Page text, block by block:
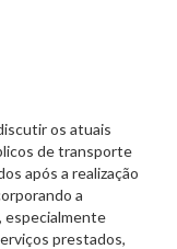
os atuais
de transporte
após a realização
a
especialmente
prestados,